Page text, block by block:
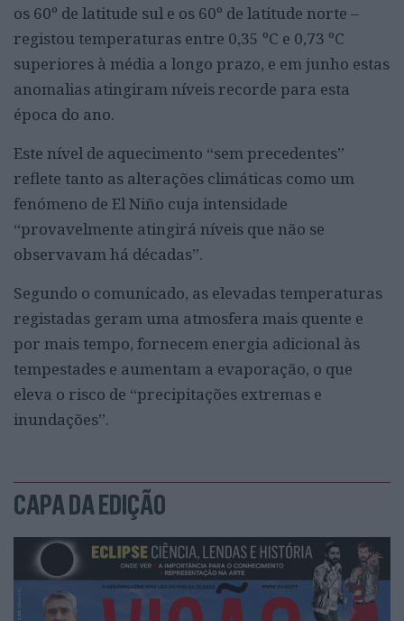
os 60º de latitude sul e os 60º de latitude norte –
registou temperaturas entre 0,35 ºC e 0,73 ºC
superiores à média a longo prazo, e em junho estas
anomalias atingiram níveis recorde para esta
época do ano.
Este nível de aquecimento “sem precedentes”
reflete tanto as alterações climáticas como um
fenómeno de El Niño cuja intensidade
“provavelmente atingirá níveis que não se
observavam há décadas”.
Segundo o comunicado, as elevadas temperaturas
registadas geram uma atmosfera mais quente e
por mais tempo, fornecem energia adicional às
tempestades e aumentam a evaporação, o que
eleva o risco de “precipitações extremas e
inundações”.
CAPA DA EDIÇÃO